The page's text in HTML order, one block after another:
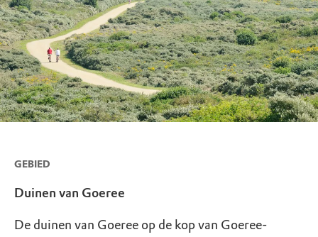
GEBIED
Duinen van Goeree
De duinen van Goeree op de kop van Goeree-